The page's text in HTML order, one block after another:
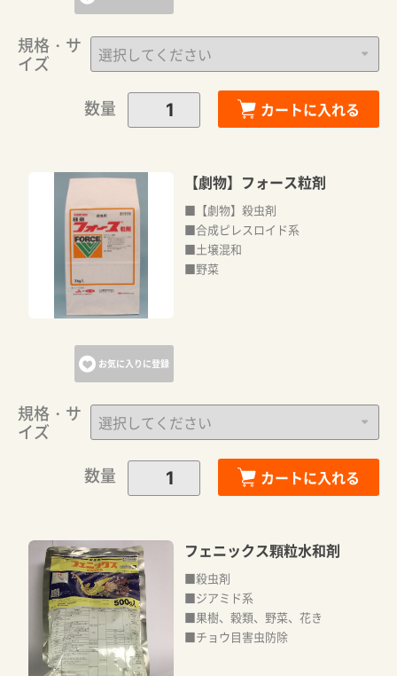
規格・サ
イズ
数量
カートに入れる
お気に入りに登録
【劇物】フォース粒剤
■【劇物】殺虫剤
■合成ピレスロイド系
■土壌混和
■野菜
規格・サ
イズ
数量
カートに入れる
フェニックス顆粒水和剤
■殺虫剤
■ジアミド系
■果樹、穀類、野菜、花き
■チョウ目害虫防除